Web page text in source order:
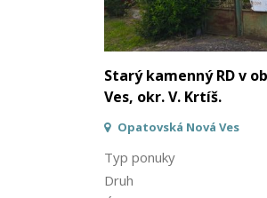
Starý kamenný RD v
Ves, okr. V. Krtíš.
Opatovská Nová Ves
Typ ponuky
Druh